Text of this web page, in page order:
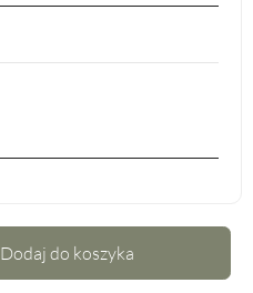
Dodaj do koszyka